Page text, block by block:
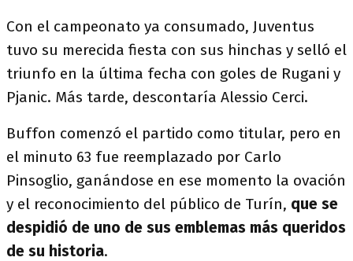
Con el campeonato ya consumado, Juventus
tuvo su merecida fiesta con sus hinchas y selló el
triunfo en la última fecha con goles de Rugani y
Pjanic. Más tarde, descontaría Alessio Cerci.
Buffon comenzó el partido como titular, pero en
el minuto 63 fue reemplazado por Carlo
Pinsoglio, ganándose en ese momento la ovación
y el reconocimiento del público de Turín, que se
despidió de uno de sus emblemas más queridos
de su historia.